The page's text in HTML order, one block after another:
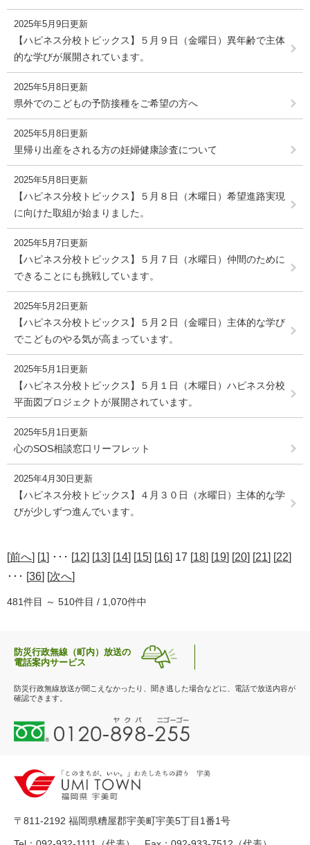
2025年5月9日更新
【ハピネス分校トピックス】５月９日（金曜日）異年齢で主体
的な学びが展開されています。
2025年5月8日更新
県外でのこどもの予防接種をご希望の方へ
2025年5月8日更新
里帰り出産をされる方の妊婦健康診査について
2025年5月8日更新
【ハピネス分校トピックス】５月８日（木曜日）希望進路実現
に向けた取組が始まりました。
2025年5月7日更新
【ハピネス分校トピックス】５月７日（水曜日）仲間のために
できることにも挑戦しています。
2025年5月2日更新
【ハピネス分校トピックス】５月２日（金曜日）主体的な学び
でこどものやる気が高まっています。
2025年5月1日更新
【ハピネス分校トピックス】５月１日（木曜日）ハピネス分校
平面図プロジェクトが展開されています。
2025年5月1日更新
心のSOS相談窓口リーフレット
2025年4月30日更新
【ハピネス分校トピックス】４月３０日（水曜日）主体的な学
びが少しずつ進んでいます。
[前へ] [1] ･･･ [12] [13] [14] [15] [16] 17 [18] [19] [20] [21] [22]
･･･ [36] [次へ]
481件目 ～ 510件目 / 1,070件中
防災行政無線（町内）放送の
電話案内サービス
防災行政無線放送が聞こえなかったり、聞き逃した場合などに、電話で放送内容が
確認できます。
0
1
-
8
-
〒811-2192 福岡県糟屋郡宇美町宇美5丁目1番1号